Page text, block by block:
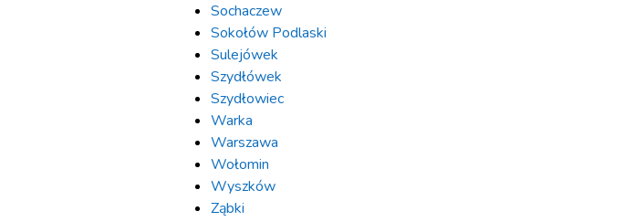
Sochaczew
Sokołów Podlaski
Sulejówek
Szydłówek
Szydłowiec
Warka
Warszawa
Wołomin
Wyszków
Ząbki